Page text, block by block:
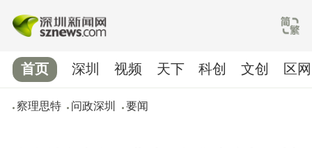
首页
察理思特 问政深圳 要闻
深圳 视频 天下 科创 文创 区网